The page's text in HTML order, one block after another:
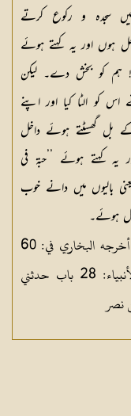
سجدہ و رکوع کرتے
ہوں اور یہ کہتے ہوئے
ہم کو بخش دے۔ لیکن
کو الٹا کیا اور اپنے
بل گھسٹتے ہوئے داخل
یہ کہتے ہوئے ’’حبۃ فی
بالیوں میں دانے خوب
ہوئے۔
أخرجه البخاري في: 60
كتاب الأنبياء: 28 باب حدثني
نصر